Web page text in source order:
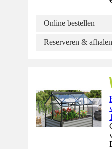
Online bestellen
Reserveren & afhalen